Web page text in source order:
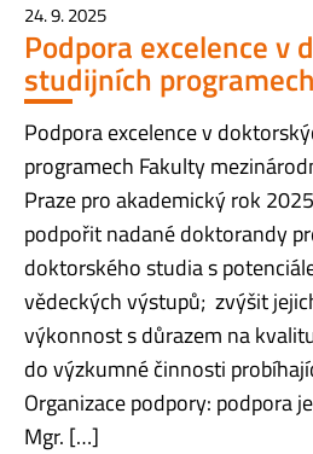
24. 9. 2025
Podpora excelence v
studijních programech
Podpora excelence v
programech Fakulty
Praze pro akademický rok
podpořit nadané doktorandy
doktorského studia s
vědeckých výstupů; zvýšit
výkonnost s důrazem na
do výzkumné činnosti
Organizace podpory: podpora
Mgr. […]